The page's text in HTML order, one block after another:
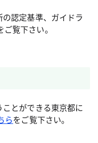
認定基準、ガイドラ
ご覧下さい。
とができる東京都に
らをご覧下さい。